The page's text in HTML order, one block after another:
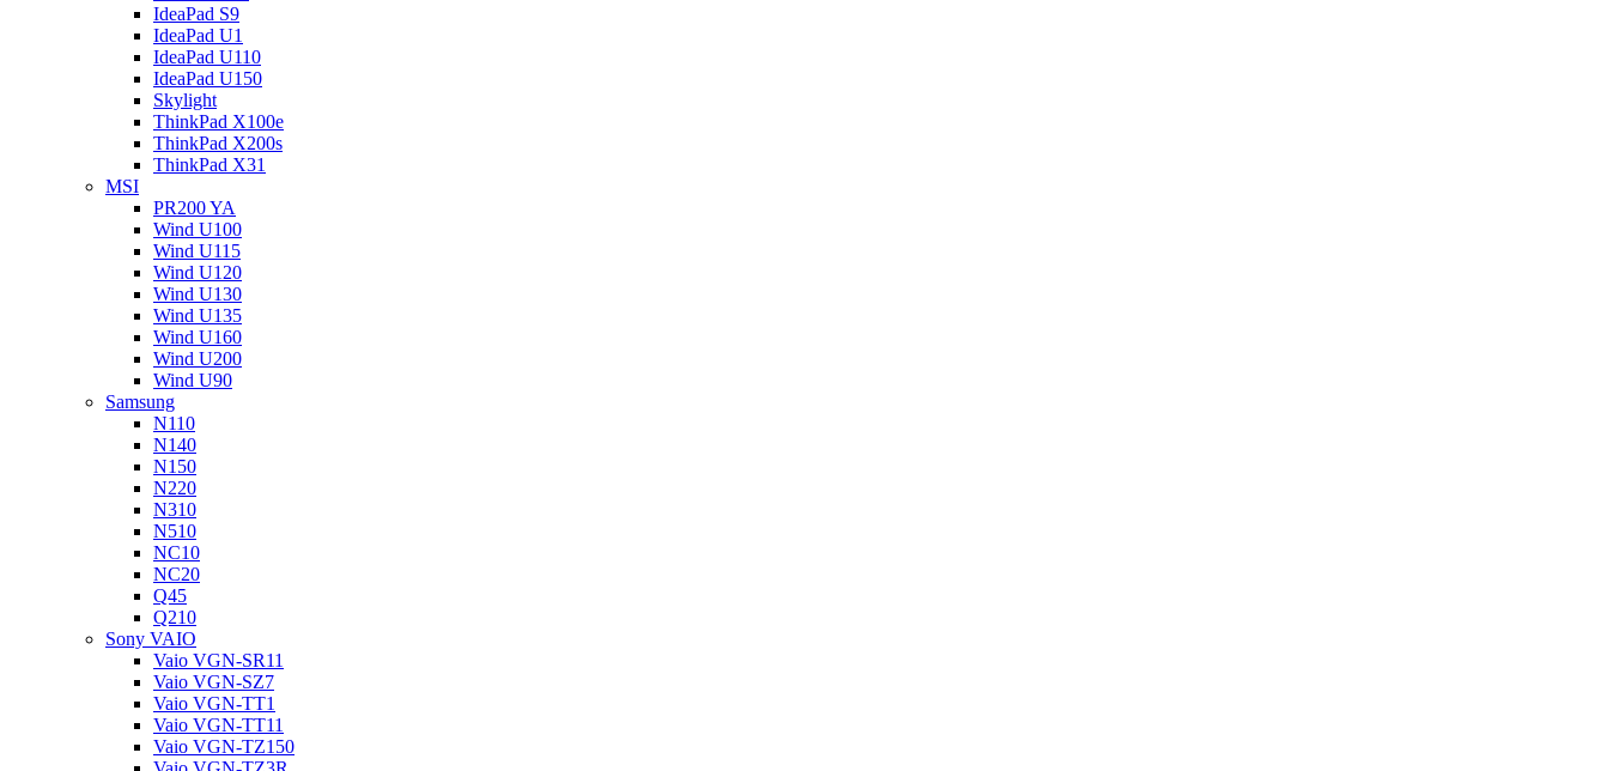
IdeaPad S9
IdeaPad U1
IdeaPad U110
IdeaPad U150
Skylight
ThinkPad X100e
ThinkPad X200s
ThinkPad X31
MSI
PR200 YA
Wind U100
Wind U115
Wind U120
Wind U130
Wind U135
Wind U160
Wind U200
Wind U90
Samsung
N110
N140
N150
N220
N310
N510
NC10
NC20
Q45
Q210
Sony VAIO
Vaio VGN-SR11
Vaio VGN-SZ7
Vaio VGN-TT1
Vaio VGN-TT11
Vaio VGN-TZ150